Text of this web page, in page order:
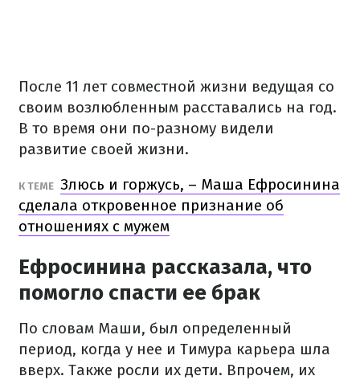
После 11 лет совместной жизни ведущая со
своим возлюбленным расставались на год.
В то время они по-разному видели
развитие своей жизни.
К ТЕМЕ Злюсь и горжусь, – Маша Ефросинина
сделала откровенное признание об
отношениях с мужем
Ефросинина рассказала, что
помогло спасти ее брак
По словам Маши, был определенный
период, когда у нее и Тимура карьера шла
вверх. Также росли их дети. Впрочем, их